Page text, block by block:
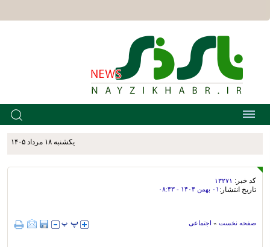
يکشنبه ۱۸ مرداد ۱۴۰۵
کد خبر: ۱۳۲۷۱
تاریخ انتشار: ۰۱ بهمن ۱۴۰۴ - ۰۸:۴۳
صفحه نخست » اجتماعی